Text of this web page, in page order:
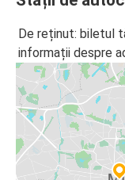
De reținut: biletul
informații despre